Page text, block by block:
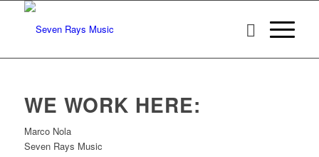
WE WORK HERE:
Marco Nola
Seven Rays Music